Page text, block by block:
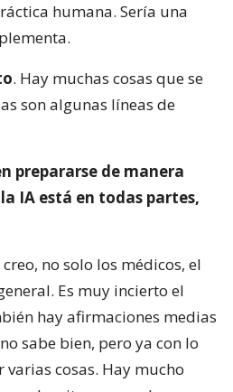
humana. Sería una
. Hay muchas cosas que se
son algunas líneas de
prepararse de manera
IA está en todas partes,
no solo los médicos, el
Es muy incierto el
hay afirmaciones medias
sabe bien, pero ya con lo
cosas. Hay mucho